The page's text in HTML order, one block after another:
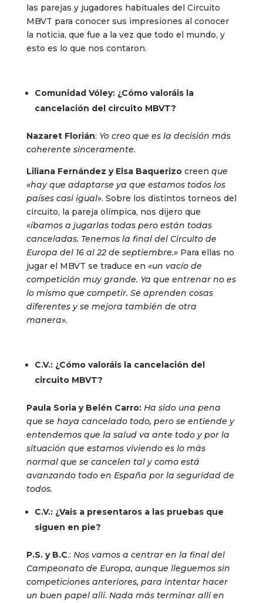
las parejas y jugadores habituales del Circuito
MBVT para conocer sus impresiones al conocer
la noticia, que fue a la vez que todo el mundo, y
esto es lo que nos contaron.
Comunidad Vóley: ¿Cómo valoráis la
cancelación del circuito MBVT?
Nazaret Florián: Yo creo que es la decisión más
coherente sinceramente.
Liliana Fernández y Elsa Baquerizo creen que
«hay que adaptarse ya que estamos todos los
países casi igual». Sobre los distintos torneos del
circuito, la pareja olímpica, nos dijero que
«íbamos a jugarlas todas pero están todas
canceladas. Tenemos la final del Circuito de
Europa del 16 al 22 de septiembre.»Para ellas no
jugar el MBVT se traduce en «un vacío de
competición muy grande. Ya que entrenar no es
lo mismo que competir. Se aprenden cosas
diferentes y se mejora también de otra
manera».
C.V.: ¿Cómo valoráis la cancelación del
circuito MBVT?
Paula Soria y Belén Carro: Ha sido una pena
que se haya cancelado todo, pero se entiende y
entendemos que la salud va ante todo y por la
situación que estamos viviendo es lo más
normal que se cancelen tal y como está
avanzando todo en España por la seguridad de
todos.
C.V.: ¿Vais a presentaros a las pruebas que
siguen en pie?
P.S. y B.C.: Nos vamos a centrar en la final del
Campeonato de Europa, aunque lleguemos sin
competiciones anteriores, para intentar hacer
un buen papel allí. Nada más terminar allí en